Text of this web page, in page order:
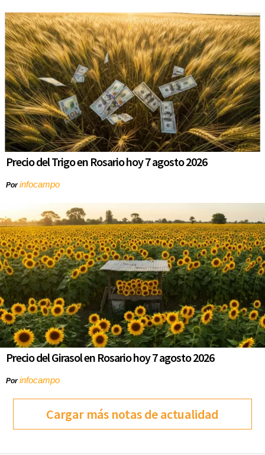
Precio del Trigo en Rosario hoy 7 agosto 2026
Porinfocampo
Precio del Girasol en Rosario hoy 7 agosto 2026
Porinfocampo
Cargar más notas de actualidad